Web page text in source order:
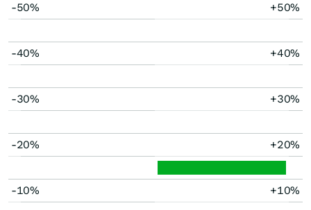
-50% +50%
-40% +40%
-30% +30%
-20% +20%
-10% +10%